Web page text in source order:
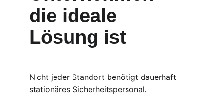
die ideale
Lösung ist
Nicht jeder Standort benötigt dauerhaft
stationäres Sicherheitspersonal.